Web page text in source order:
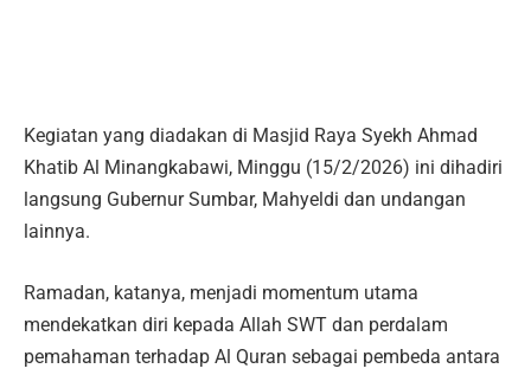
Kegiatan yang diadakan di Masjid Raya Syekh Ahmad
Khatib Al Minangkabawi, Minggu (15/2/2026) ini dihadiri
langsung Gubernur Sumbar, Mahyeldi dan undangan
lainnya.
Ramadan, katanya, menjadi momentum utama
mendekatkan diri kepada Allah SWT dan perdalam
pemahaman terhadap Al Quran sebagai pembeda antara